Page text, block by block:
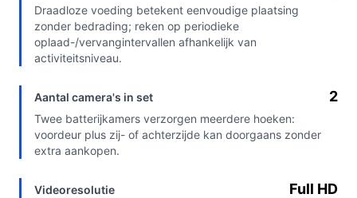
Draadloze voeding betekent eenvoudige plaatsing
zonder bedrading; reken op periodieke
oplaad-/vervangintervallen afhankelijk van
activiteitsniveau.
Aantal camera's in set 2
Twee batterijkamers verzorgen meerdere hoeken:
voordeur plus zij- of achterzijde kan doorgaans zonder
extra aankopen.
Videoresolutie Full HD